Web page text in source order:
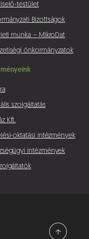
testület
Bizottságok
munka – MikroDat
önkormányzatok
szolgáltatás
Kft.
oktatási intézmények
intézmények